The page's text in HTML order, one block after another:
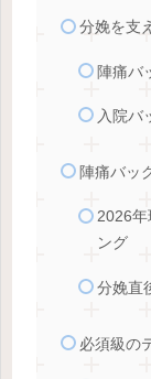
分娩を支
陣痛バ
入院バ
陣痛バッ
2026年
ング
分娩直
必須級の